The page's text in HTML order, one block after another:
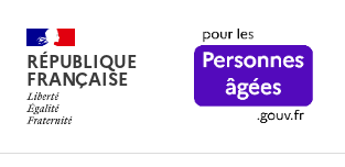
RÉPUBLIQUE
FRANÇAISE